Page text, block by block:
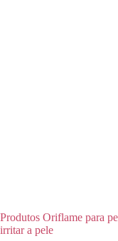
Produtos Oriflame para
irritar a pele